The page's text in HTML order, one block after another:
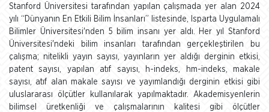
Stanford Üniversitesi tarafından yapılan çalışmada yer alan 2024
yılı “Dünyanın En Etkili Bilim İnsanları” listesinde, Isparta Uygulamalı
Bilimler Üniversitesi'nden 5 bilim insanı yer aldı. Her yıl Stanford
Üniversitesi'ndeki bilim insanları tarafından gerçekleştirilen bu
çalışma; nitelikli yayın sayısı, yayınların yer aldığı derginin etkisi,
patent sayısı, yapılan atıf sayısı, h-indeks, hm-indeks, makale
sayısı, atıf alan makale sayısı ve yayımlandığı derginin etkisi gibi
uluslararası ölçütler kullanılarak yapılmaktadır. Akademisyenlerin
bilimsel üretkenliği ve çalışmalarının kalitesi gibi ölçütler